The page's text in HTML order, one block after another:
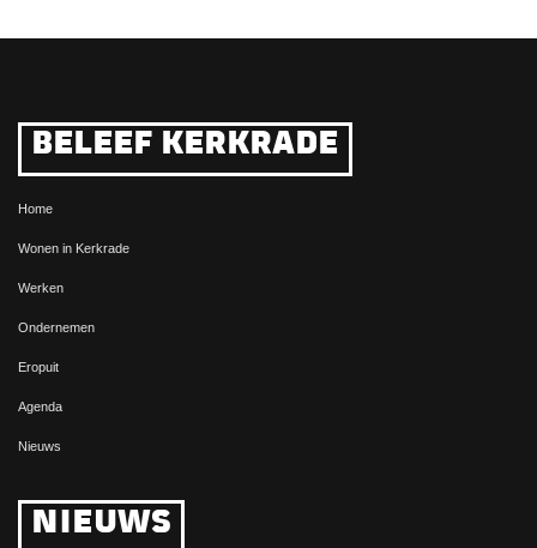
BELEEF KERKRADE
Home
Wonen in Kerkrade
Werken
Ondernemen
Eropuit
Agenda
Nieuws
NIEUWS